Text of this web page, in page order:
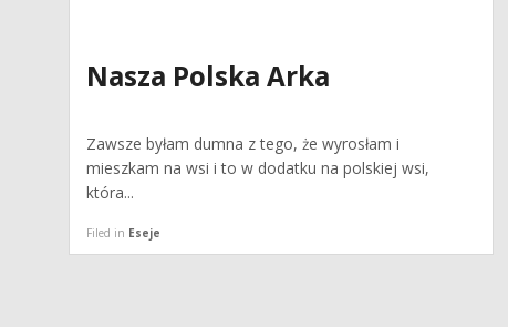
Nasza Polska Arka
Zawsze byłam dumna z tego, że wyrosłam i
mieszkam na wsi i to w dodatku na polskiej wsi,
która...
Filed in Eseje